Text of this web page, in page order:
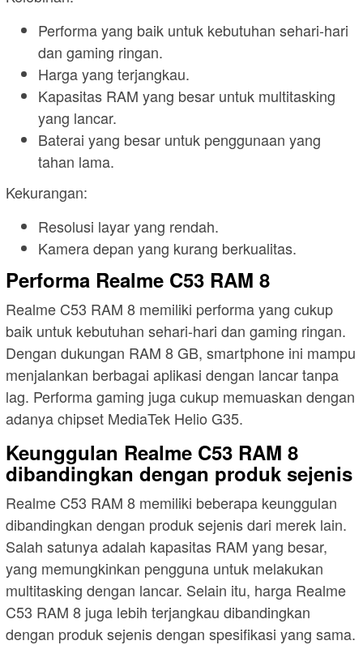
Performa yang baik untuk kebutuhan sehari-hari
dan gaming ringan.
Harga yang terjangkau.
Kapasitas RAM yang besar untuk multitasking
yang lancar.
Baterai yang besar untuk penggunaan yang
tahan lama.
Kekurangan:
Resolusi layar yang rendah.
Kamera depan yang kurang berkualitas.
Performa Realme C53 RAM 8
Realme C53 RAM 8 memiliki performa yang cukup
baik untuk kebutuhan sehari-hari dan gaming ringan.
Dengan dukungan RAM 8 GB, smartphone ini mampu
menjalankan berbagai aplikasi dengan lancar tanpa
lag. Performa gaming juga cukup memuaskan dengan
adanya chipset MediaTek Helio G35.
Keunggulan Realme C53 RAM 8
dibandingkan dengan produk sejenis
Realme C53 RAM 8 memiliki beberapa keunggulan
dibandingkan dengan produk sejenis dari merek lain.
Salah satunya adalah kapasitas RAM yang besar,
yang memungkinkan pengguna untuk melakukan
multitasking dengan lancar. Selain itu, harga Realme
C53 RAM 8 juga lebih terjangkau dibandingkan
dengan produk sejenis dengan spesifikasi yang sama.